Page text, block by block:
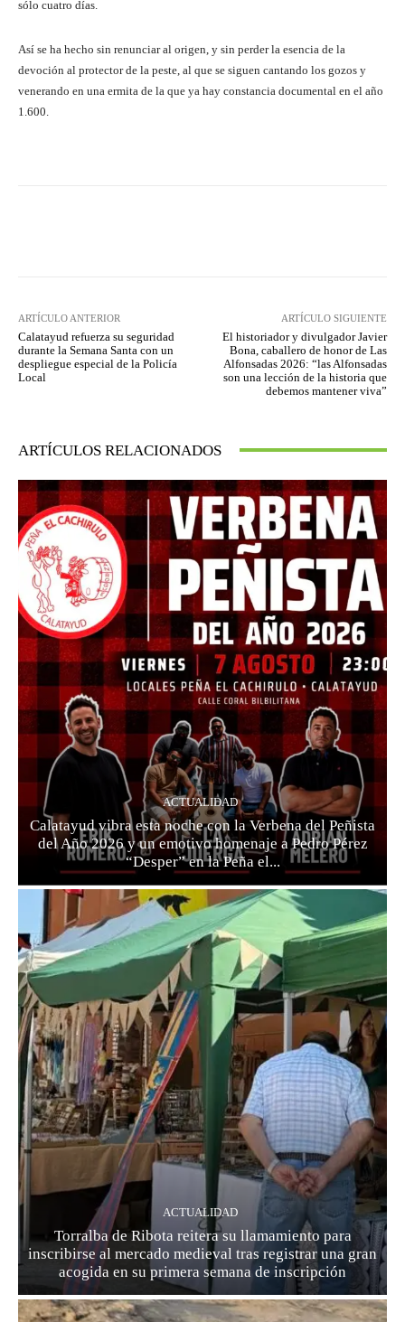
sólo cuatro días.
Así se ha hecho sin renunciar al origen, y sin perder la esencia de la
devoción al protector de la peste, al que se siguen cantando los gozos y
venerando en una ermita de la que ya hay constancia documental en el año
1.600.
ARTÍCULO ANTERIOR
Calatayud refuerza su seguridad
durante la Semana Santa con un
despliegue especial de la Policía
Local
ARTÍCULO SIGUIENTE
El historiador y divulgador Javier
Bona, caballero de honor de Las
Alfonsadas 2026: “las Alfonsadas
son una lección de la historia que
debemos mantener viva”
ARTÍCULOS RELACIONADOS
ACTUALIDAD
Calatayud vibra esta noche con la Verbena del Peñista
del Año 2026 y un emotivo homenaje a Pedro Pérez
“Desper” en la Peña el...
ACTUALIDAD
Torralba de Ribota reitera su llamamiento para
inscribirse al mercado medieval tras registrar una gran
acogida en su primera semana de inscripción